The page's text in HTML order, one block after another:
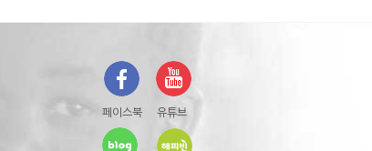
페이스북 유튜브